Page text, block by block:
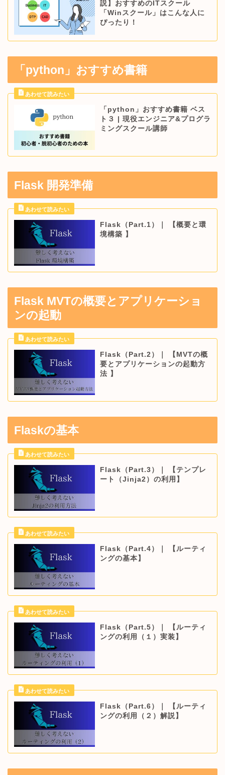
説】おすすめのITスクール
「Winスクール」はこんな人に
ぴったり！
「python」おすすめ書籍
「python」おすすめ書籍 ベス
ト３ | 現役エンジニア&プログラ
ミングスクール講師
Flask 開発準備
Flask（Part.1）｜ 【概要と環
境構築 】
Flask MVTの概要とアプリケーショ
ンの起動
Flask（Part.2）｜ 【MVTの概
要とアプリケーションの起動方
法 】
Flaskの基本
Flask（Part.3）｜ 【テンプレ
ート（Jinja2）の利用】
Flask（Part.4）｜ 【ルーティ
ングの基本】
Flask（Part.5）｜ 【ルーティ
ングの利用（１）実装】
Flask（Part.6）｜ 【ルーティ
ングの利用（２）解説】